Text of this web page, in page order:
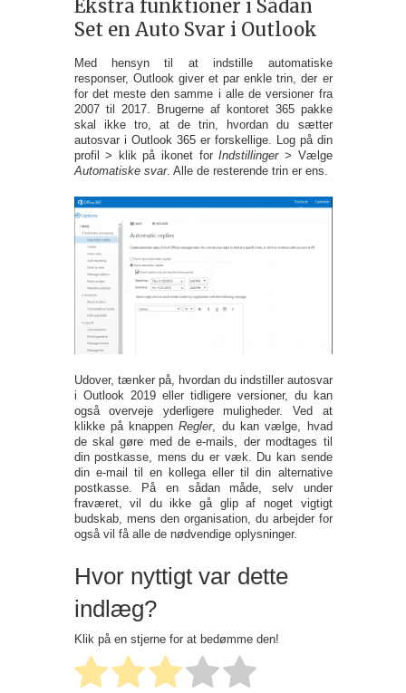
Ekstra funktioner i Sådan
Set en Auto Svar i Outlook
Med hensyn til at indstille automatiske
responser, Outlook giver et par enkle trin, der er
for det meste den samme i alle de versioner fra
2007 til 2017. Brugerne af kontoret 365 pakke
skal ikke tro, at de trin, hvordan du sætter
autosvar i Outlook 365 er forskellige. Log på din
profil > klik på ikonet forIndstillinger >Vælge
Automatiske svar. Alle de resterende trin er ens.
Udover, tænker på, hvordan du indstiller autosvar
i Outlook 2019 eller tidligere versioner, du kan
også overveje yderligere muligheder. Ved at
klikke på knappenRegler, du kan vælge, hvad
de skal gøre med de e-mails, der modtages til
din postkasse, mens du er væk. Du kan sende
din e-mail til en kollega eller til din alternative
postkasse. På en sådan måde, selv under
fraværet, vil du ikke gå glip af noget vigtigt
budskab, mens den organisation, du arbejder for
også vil få alle de nødvendige oplysninger.
Hvor nyttigt var dette
indlæg?
Klik på en stjerne for at bedømme den!